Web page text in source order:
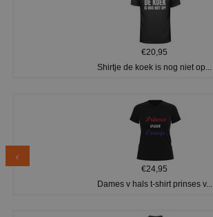
€20,95
Shirtje de koek is nog niet op...
€24,95
Dames v hals t-shirt prinses v...